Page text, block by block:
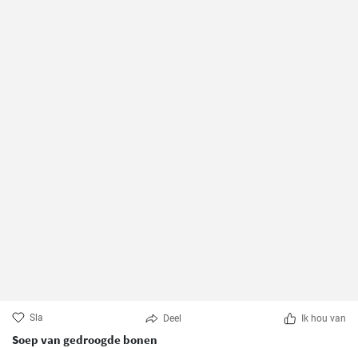
Sla Deel Ik hou van
Soep van gedroogde bonen